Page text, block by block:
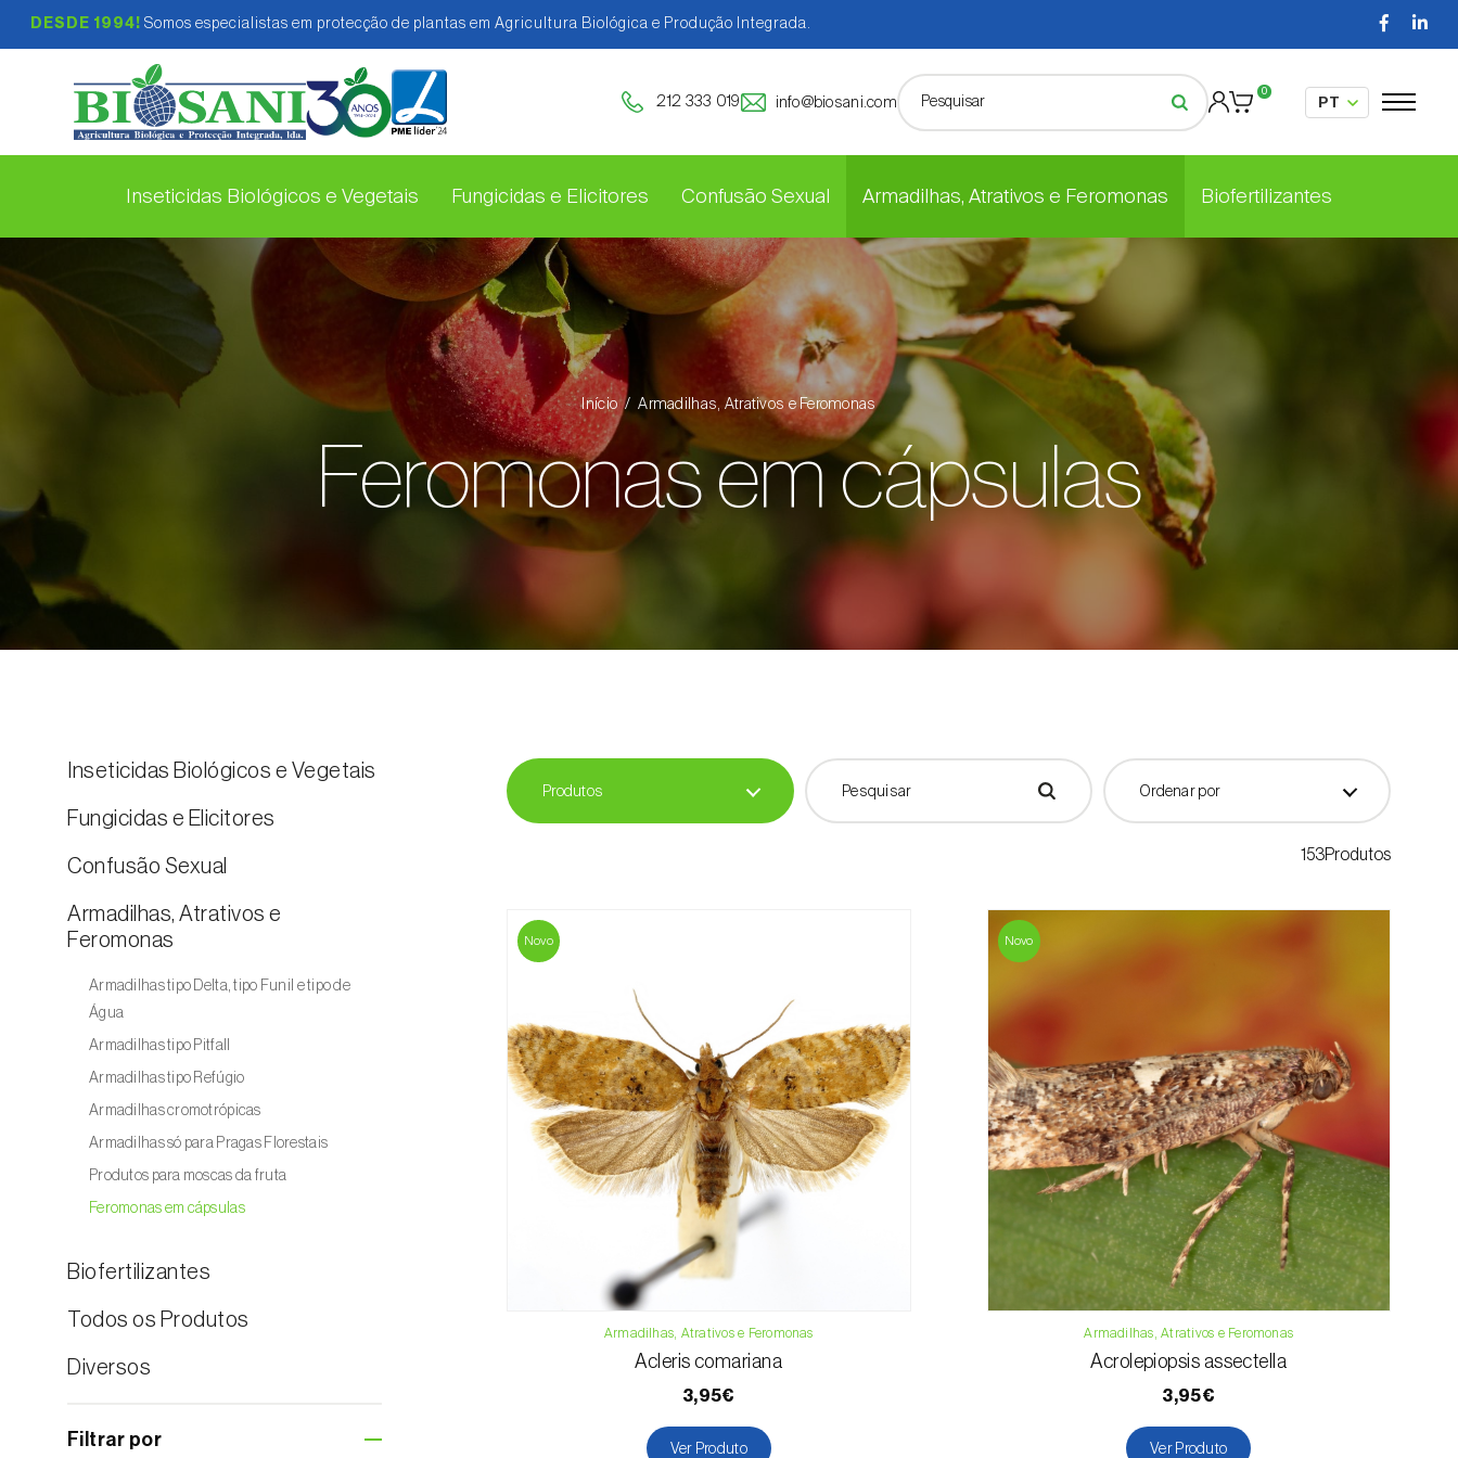
DESDE 1994! Somos especialistas em protecção de plantas em Agricultura Biológica e Produção Integrada.
212 333 019 info@biosani.com
0
Inseticidas Biológicos e Vegetais Fungicidas e Elicitores Confusão Sexual Armadilhas, Atrativos e Feromonas Biofertilizantes
Início Armadilhas, Atrativos e Feromonas
Feromonas em cápsulas
Inseticidas Biológicos e Vegetais
Fungicidas e Elicitores
Confusão Sexual
Armadilhas, Atrativos e
Feromonas
Armadilhas tipo Delta, tipo Funil e tipo de
Água
Armadilhas tipo delta
Armadilha tipo funil
Armadilhas tipo de Água
Armadilhas tipo Pitfall
Armadilhas tipo Refúgio
Armadilhas cromotrópicas
Para o ar livre
Para estufas
Armadilhas só para Pragas Florestais
Produtos para moscas da fruta
Armadilhas
Feromonas em cápsulas
Biofertilizantes
Todos os Produtos
Diversos
Filtrar por
Produtos Ordenar por
153Produtos
Novo
Armadilhas, Atrativos e Feromonas
Acleris comariana
3,95€
Ver Produto
Novo
Armadilhas, Atrativos e Feromonas
Acrolepiopsis assectella
3,95€
Ver Produto